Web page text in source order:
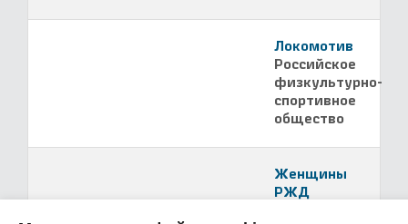
Локомотив
Российское
физкультурно-
спортивное
общество
Женщины
РЖД